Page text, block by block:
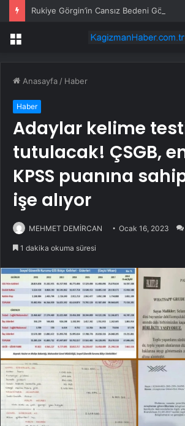
Rukiye Görgin’in Cansız Bedeni Göl
Menü
Anasayfa / Haber
Haber
Adaylar kelime
tutulacak! ÇSGB,
KPSS puanına
işe alıyor
MEHMET DEMİRCAN Ocak 16, 2023
1 dakika okuma süresi